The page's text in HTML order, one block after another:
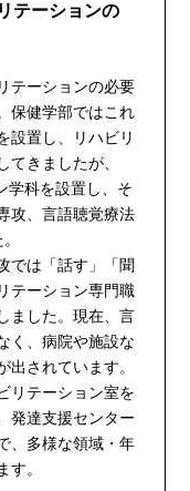
テーションの
テーションの必要
保健学部ではこれ
設置し、リハビリ
てきましたが、
学科を設置し、そ
攻、言語聴覚療法
では「話す」「聞
テーション専門職
ました。現在、言
く、病院や施設な
出されています。
リテーション室を
発達支援センター
、多様な領域・年
す。